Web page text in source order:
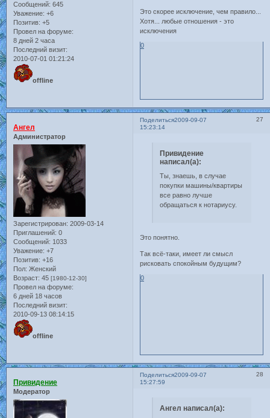
Сообщений: 645
Уважение: +6
Позитив: +5
Провел на форуме:
8 дней 2 часа
Последний визит:
2010-07-01 01:21:24
offline
Это скорее исключение, чем правило...
Хотя... любые отношения - это
исключения
0
Поделиться 27
2009-09-07
15:23:14
Ангел
Администратор
Зарегистрирован: 2009-03-14
Приглашений: 0
Сообщений: 1033
Уважение: +7
Позитив: +16
Пол: Женский
Возраст: 45 [1980-12-30]
Провел на форуме:
6 дней 18 часов
Последний визит:
2010-09-13 08:14:15
offline
Привидение
написал(а):
Ты, знаешь, в случае
покупки машины/квартиры
все равно лучше
обращаться к нотариусу.
Это понятно.
Так всё-таки, имеет ли смысл
рисковать спокойным будущим?
0
Поделиться 28
2009-09-07
15:27:59
Привидение
Модератор
Ангел написал(а):